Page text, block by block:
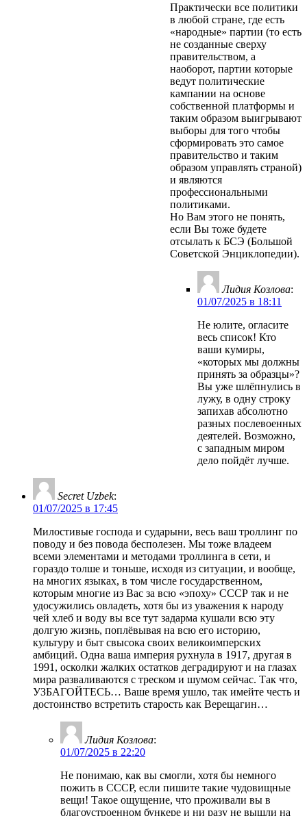
Практически все политики
в любой стране, где есть
«народные» партии (то есть
не созданные сверху
правительством, а
наоборот, партии которые
ведут политические
кампании на основе
собственной платформы и
таким образом выигрывают
выборы для того чтобы
сформировать это самое
правительство и таким
образом управлять страной)
и являются
профессиональными
политиками.
Но Вам этого не понять,
если Вы тоже будете
отсылать к БСЭ (Большой
Советской Энциклопедии).
Лидия Козлова:
01/07/2025 в 18:11
Не юлите, огласите
весь список! Кто
ваши кумиры,
«которых мы должны
принять за образцы»?
Вы уже шлёпнулись в
лужу, в одну строку
запихав абсолютно
разных послевоенных
деятелей. Возможно,
с западным миром
дело пойдёт лучше.
Secret Uzbek:
01/07/2025 в 17:45
Милостивые господа и сударыни, весь ваш троллинг по
поводу и без повода бесполезен. Мы тоже владеем
всеми элементами и методами троллинга в сети, и
гораздо толше и тоньше, исходя из ситуации, и вообще,
на многих языках, в том числе государственном,
которым многие из Вас за всю «эпоху» СССР так и не
удосужились овладеть, хотя бы из уважения к народу
чей хлеб и воду вы все тут задарма кушали всю эту
долгую жизнь, поплёвывая на всю его историю,
культуру и быт свысока своих великоимперских
амбиций. Одна ваша империя рухнула в 1917, другая в
1991, осколки жалких остатков деградируют и на глазах
мира разваливаются с треском и шумом сейчас. Так что,
УЗБАГОЙТЕСЬ… Ваше время ушло, так имейте честь и
достоинство встретить старость как Верещагин…
Лидия Козлова:
01/07/2025 в 22:20
Не понимаю, как вы смогли, хотя бы немного
пожить в СССР, если пишите такие чудовищные
вещи! Такое ощущение, что проживали вы в
благоустроенном бункере и ни разу не вышли на